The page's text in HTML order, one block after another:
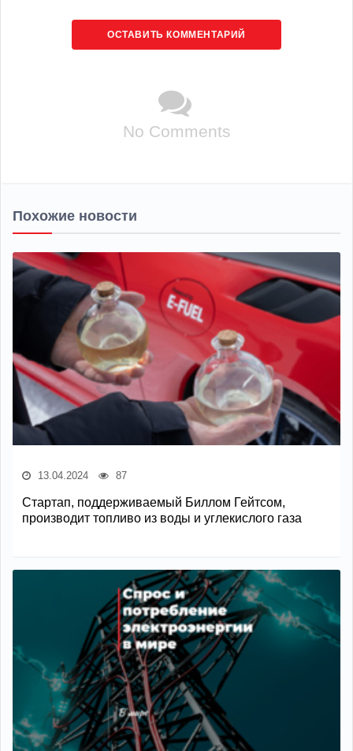
ОСТАВИТЬ КОММЕНТАРИЙ
No Comments
Похожие новости
13.04.2024 87
Стартап, поддерживаемый Биллом Гейтсом,
производит топливо из воды и углекислого газа